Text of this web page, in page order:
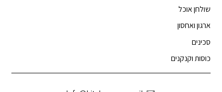
שולחן אוכל
ארגון ואחסון
סכינים
כוסות וקנקנים